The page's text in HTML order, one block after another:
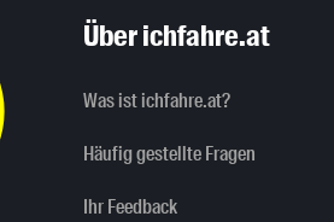
Über ichfahre.at
Was ist ichfahre.at?
Häufig gestellte Fragen
Ihr Feedback